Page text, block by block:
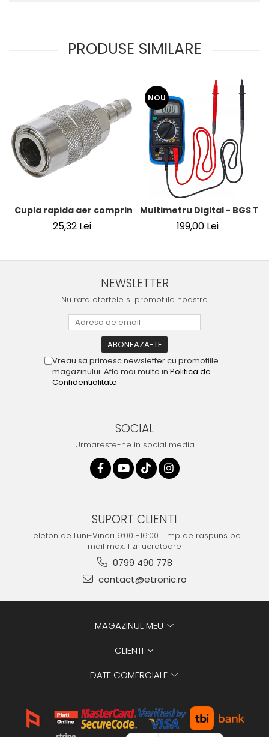
PRODUSE SIMILARE
Cupla rapida aer comprimat cu racord furtun 8 mm (5/
25,32 Lei
NOU
Multimetru Digital - BGS
199,00 Lei
NEWSLETTER
Nu rata ofertele si promotiile noastre
Vreau sa primesc newsletter cu promotiile
magazinului. Afla mai multe in Politica de
Confidentialitate
SOCIAL
Urmareste-ne in social media
SUPORT CLIENTI
Telefon de Luni-Vineri 9:00 -16:00 Timp de raspuns pe
mail max. 1 zi lucratoare
0799 490 778
contact@etronic.ro
MAGAZINUL MEU
CLIENTI
DATE COMERCIALE